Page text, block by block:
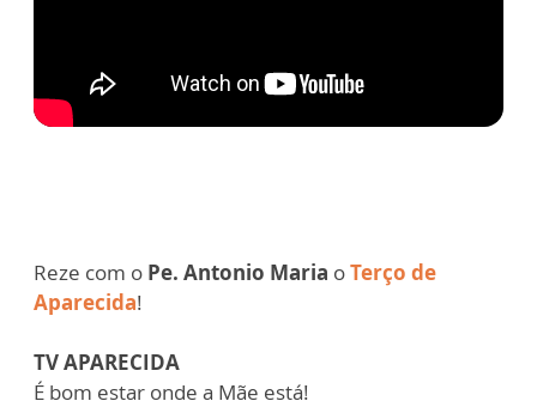
Reze com o Pe. Antonio Maria oTerço de
Aparecida!
TV APARECIDA
É bom estar onde a Mãe está!